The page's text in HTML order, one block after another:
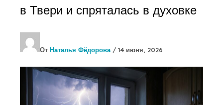
в Твери и спряталась в духовке
От Наталья Фёдорова / 14 июня, 2026